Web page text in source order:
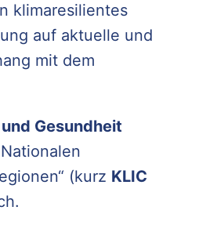
klimaresilientes
auf aktuelle und
mit dem
Gesundheit
(kurz KLIC